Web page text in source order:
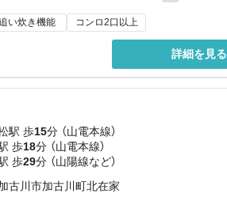
い炊き機能 コンロ2口以上
詳細を見る
駅 歩15分 （山電本線）
歩18分 （山電本線）
歩29分 （山陽線など）
古川市加古川町北在家